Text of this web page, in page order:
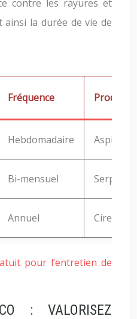
contre les rayures et
ainsi la durée de vie de
Fréquence Produits
Hebdomadaire
Bi-mensuel
Annuel Cire
pour l’entretien de
: VALORISEZ